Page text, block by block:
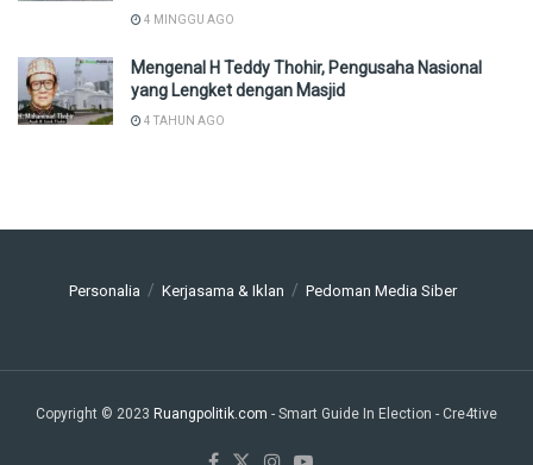
4 MINGGU AGO
Mengenal H Teddy Thohir, Pengusaha Nasional
yang Lengket dengan Masjid
4 TAHUN AGO
Personalia Kerjasama & Iklan Pedoman Media Siber
Copyright © 2023 Ruangpolitik.com - Smart Guide In Election - Cre4tive